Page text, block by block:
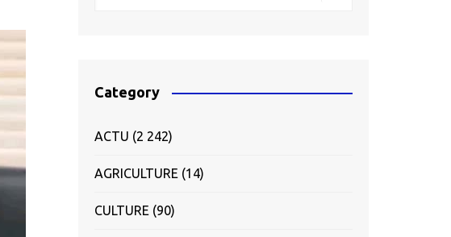
Category
ACTU (2 242)
AGRICULTURE (14)
CULTURE (90)